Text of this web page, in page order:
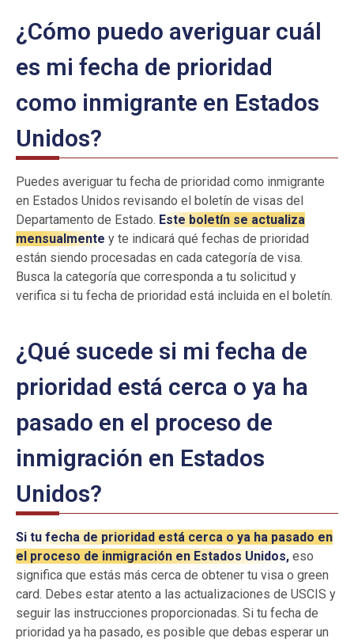
¿Cómo puedo averiguar cuál
es mi fecha de prioridad
como inmigrante en Estados
Unidos?
Puedes averiguar tu fecha de prioridad como inmigrante
en Estados Unidos revisando el boletín de visas del
Departamento de Estado. Este boletín se actualiza
mensualmente y te indicará qué fechas de prioridad
están siendo procesadas en cada categoría de visa.
Busca la categoría que corresponda a tu solicitud y
verifica si tu fecha de prioridad está incluida en el boletín.
¿Qué sucede si mi fecha de
prioridad está cerca o ya ha
pasado en el proceso de
inmigración en Estados
Unidos?
Si tu fecha de prioridad está cerca o ya ha pasado en
el proceso de inmigración en Estados Unidos, eso
significa que estás más cerca de obtener tu visa o green
card. Debes estar atento a las actualizaciones de USCIS y
seguir las instrucciones proporcionadas. Si tu fecha de
prioridad ya ha pasado, es posible que debas esperar un